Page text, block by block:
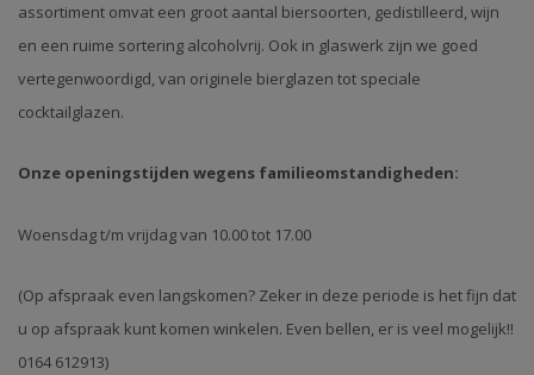
assortiment omvat een groot aantal biersoorten, gedistilleerd, wijn
en een ruime sortering alcoholvrij. Ook in glaswerk zijn we goed
vertegenwoordigd, van originele bierglazen tot speciale
cocktailglazen.
Onze openingstijden wegens familieomstandigheden:
Woensdag t/m vrijdag van 10.00 tot 17.00
(Op afspraak even langskomen? Zeker in deze periode is het fijn dat
u op afspraak kunt komen winkelen. Even bellen, er is veel mogelijk!!
0164 612913)